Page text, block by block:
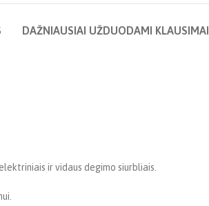
DAŽNIAUSIAI UŽDUODAMI KLAUSIMAI
ir vidaus degimo siurbliais.